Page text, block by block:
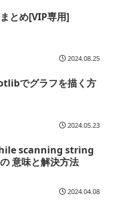
とめ[VIP専用]
2024.08.25
でグラフを描く方
2024.05.23
scanning string
意味と解決方法
2024.04.08